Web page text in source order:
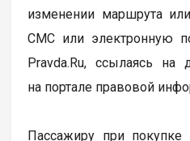
изменении маршрута
СМС или электронную
Pravda.Ru, ссылаясь на
на портале правовой
Пассажиру при покупке